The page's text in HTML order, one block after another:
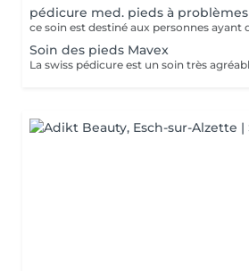
pédicure med. pieds à problèmes
Soin des pieds Mavex